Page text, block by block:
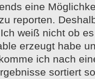
eine
reporten.
weiß nicht ob
erzeugt habe
ich nach
sortiert